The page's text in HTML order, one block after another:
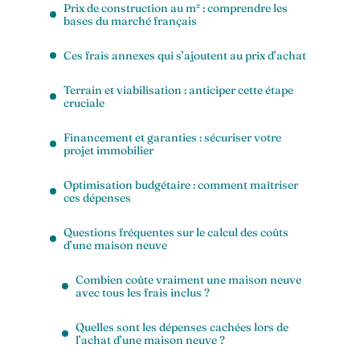
Prix de construction au m² : comprendre les
bases du marché français
Ces frais annexes qui s’ajoutent au prix d’achat
Terrain et viabilisation : anticiper cette étape
cruciale
Financement et garanties : sécuriser votre
projet immobilier
Optimisation budgétaire : comment maîtriser
ces dépenses
Questions fréquentes sur le calcul des coûts
d’une maison neuve
Combien coûte vraiment une maison neuve
avec tous les frais inclus ?
Quelles sont les dépenses cachées lors de
l’achat d’une maison neuve ?